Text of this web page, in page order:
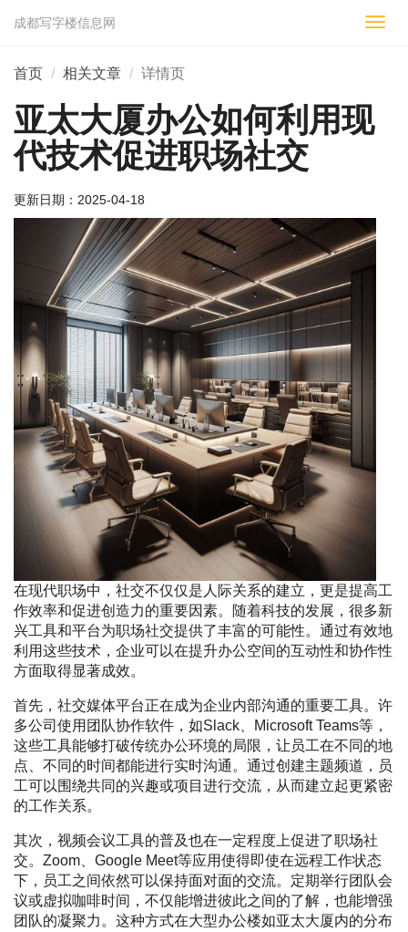
切
成都写字楼信息网
首页 相关文章 详情页
亚太大厦办公如何利用现
代技术促进职场社交
更新日期： 2025-04-18
在现代职场中，社交不仅仅是人际关系的建立，更是提高工
作效率和促进创造力的重要因素。随着科技的发展，很多新
兴工具和平台为职场社交提供了丰富的可能性。通过有效地
利用这些技术，企业可以在提升办公空间的互动性和协作性
方面取得显著成效。
首先，社交媒体平台正在成为企业内部沟通的重要工具。许
多公司使用团队协作软件，如Slack、Microsoft Teams等，
这些工具能够打破传统办公环境的局限，让员工在不同的地
点、不同的时间都能进行实时沟通。通过创建主题频道，员
工可以围绕共同的兴趣或项目进行交流，从而建立起更紧密
的工作关系。
其次，视频会议工具的普及也在一定程度上促进了职场社
交。Zoom、Google Meet等应用使得即使在远程工作状态
下，员工之间依然可以保持面对面的交流。定期举行团队会
议或虚拟咖啡时间，不仅能增进彼此之间的了解，也能增强
团队的凝聚力。这种方式在大型办公楼如亚太大厦内的分布